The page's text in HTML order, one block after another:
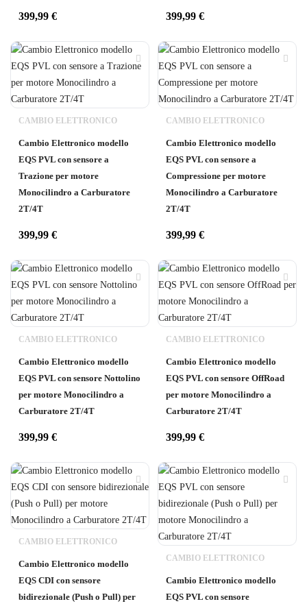
399,99 € 399,99 €
CAMBIO ELETTRONICO
Cambio Elettronico modello
EQS PVL con sensore a
Trazione per motore
Monocilindro a Carburatore
2T/4T
399,99 €
CAMBIO ELETTRONICO
Cambio Elettronico modello
EQS PVL con sensore a
Compressione per motore
Monocilindro a Carburatore
2T/4T
399,99 €
CAMBIO ELETTRONICO
Cambio Elettronico modello
EQS PVL con sensore Nottolino
per motore Monocilindro a
Carburatore 2T/4T
399,99 €
CAMBIO ELETTRONICO
Cambio Elettronico modello
EQS PVL con sensore OffRoad
per motore Monocilindro a
Carburatore 2T/4T
399,99 €
CAMBIO ELETTRONICO
Cambio Elettronico modello
EQS CDI con sensore
bidirezionale (Push o Pull) per
CAMBIO ELETTRONICO
Cambio Elettronico modello
EQS PVL con sensore